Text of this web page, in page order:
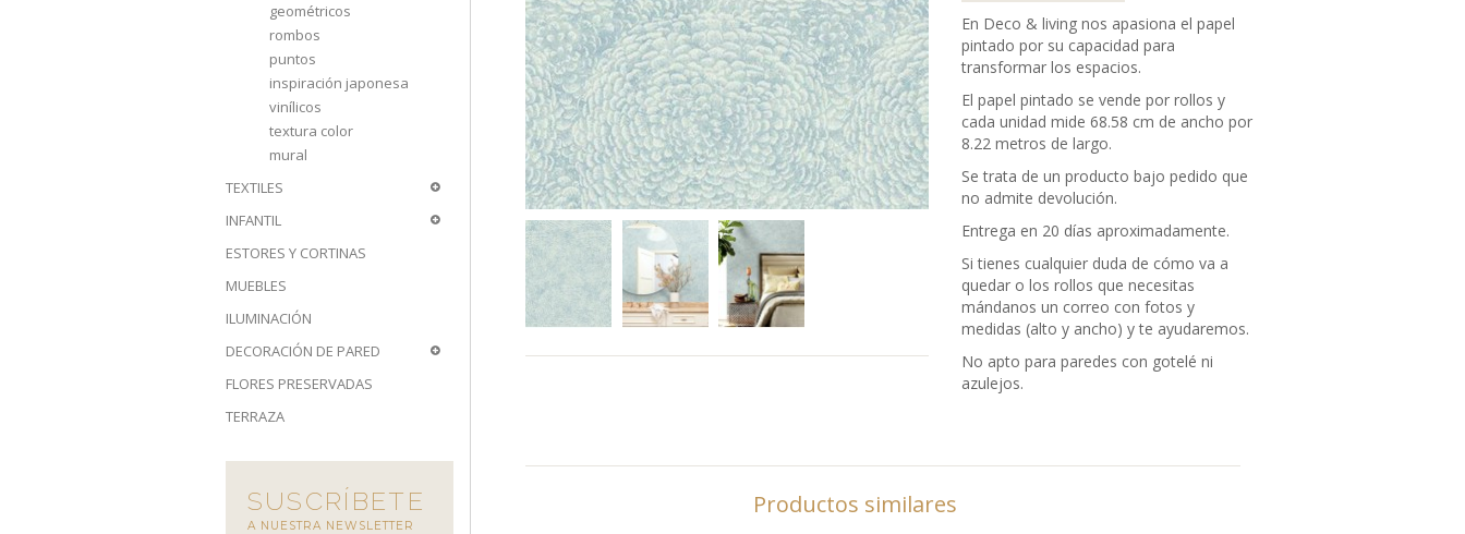
geométricos
rombos
puntos
inspiración japonesa
vinílicos
textura color
mural
TEXTILES
INFANTIL
ESTORES Y CORTINAS
MUEBLES
ILUMINACIÓN
DECORACIÓN DE PARED
FLORES PRESERVADAS
TERRAZA
SUSCRÍBETE
A NUESTRA NEWSLETTER
En Deco & living nos apasiona el papel
pintado por su capacidad para
transformar los espacios.
El papel pintado se vende por rollos y
cada unidad mide 68.58 cm de ancho por
8.22 metros de largo.
Se trata de un producto bajo pedido que
no admite devolución.
Entrega en 20 días aproximadamente.
Si tienes cualquier duda de cómo va a
quedar o los rollos que necesitas
mándanos un correo con fotos y
medidas (alto y ancho) y te ayudaremos.
No apto para paredes con gotelé ni
azulejos.
Productos similares